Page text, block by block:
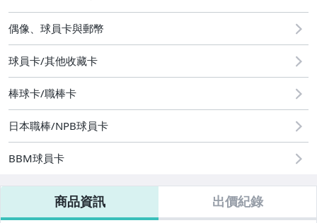
玩具、模型與公仔
偶像、球員卡與郵幣
球員卡/其他收藏卡
棒球卡/職棒卡
日本職棒/NPB球員卡
BBM球員卡
商品資訊 出價紀錄